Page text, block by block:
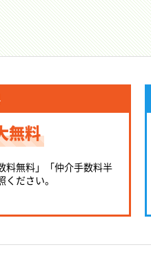
無料
料無料」「仲介手数料半
ださい。